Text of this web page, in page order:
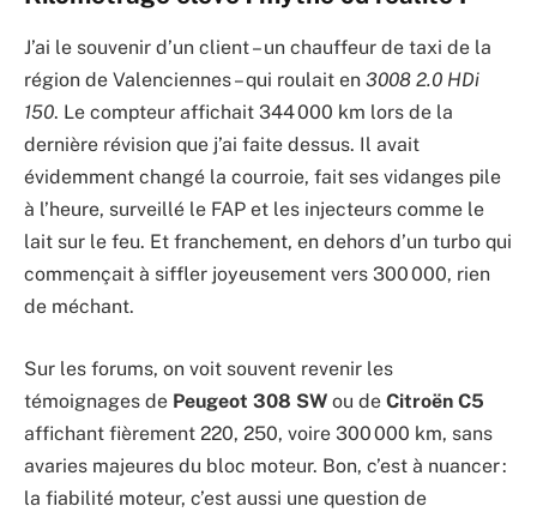
J’ai le souvenir d’un client – un chauffeur de taxi de la
région de Valenciennes – qui roulait en 3008 2.0 HDi
150. Le compteur affichait 344 000 km lors de la
dernière révision que j’ai faite dessus. Il avait
évidemment changé la courroie, fait ses vidanges pile
à l’heure, surveillé le FAP et les injecteurs comme le
lait sur le feu. Et franchement, en dehors d’un turbo qui
commençait à siffler joyeusement vers 300 000, rien
de méchant.
Sur les forums, on voit souvent revenir les
témoignages de Peugeot 308 SW ou de Citroën C5
affichant fièrement 220, 250, voire 300 000 km, sans
avaries majeures du bloc moteur. Bon, c’est à nuancer :
la fiabilité moteur, c’est aussi une question de